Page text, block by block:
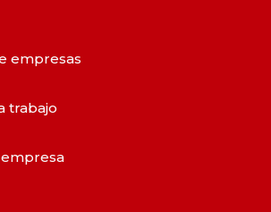
empresas
trabajo